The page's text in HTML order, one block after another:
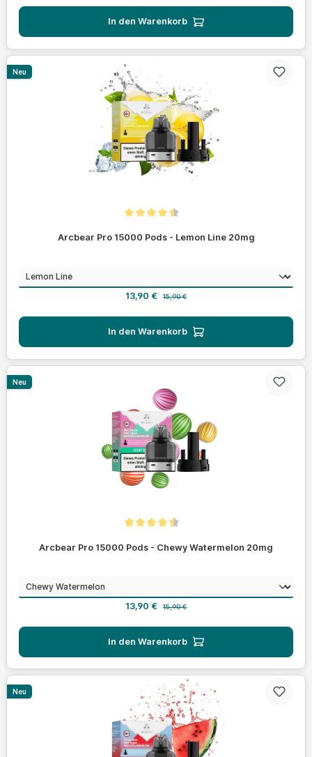
In den Warenkorb
Neu
Arcbear Pro 15000 Pods - Lemon Line 20mg
Geschmack
Verkaufspreis:
13,90 € 15,90 €
In den Warenkorb
Neu
Arcbear Pro 15000 Pods - Chewy Watermelon 20mg
Geschmackauswählen
Verkaufspreis:
13,90 € 15,90 €
In den Warenkorb
Neu